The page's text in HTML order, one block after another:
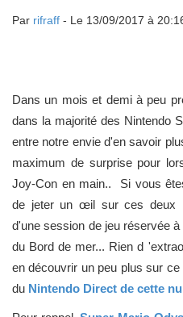
Par rifraff - Le 13/09/2017 à
Dans un mois et demi à peu
dans la majorité des Nintendo
entre notre envie d'en savoir
maximum de surprise pour
Joy-Con en main.. Si vous
de jeter un œil sur ces deux
d'une session de jeu réservée
du Bord de mer... Rien d
en découvrir un peu plus sur
du Nintendo Direct de cette